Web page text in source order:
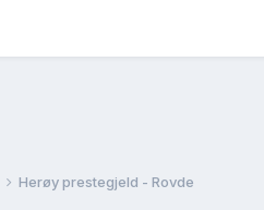
Herøy prestegjeld - Rovde